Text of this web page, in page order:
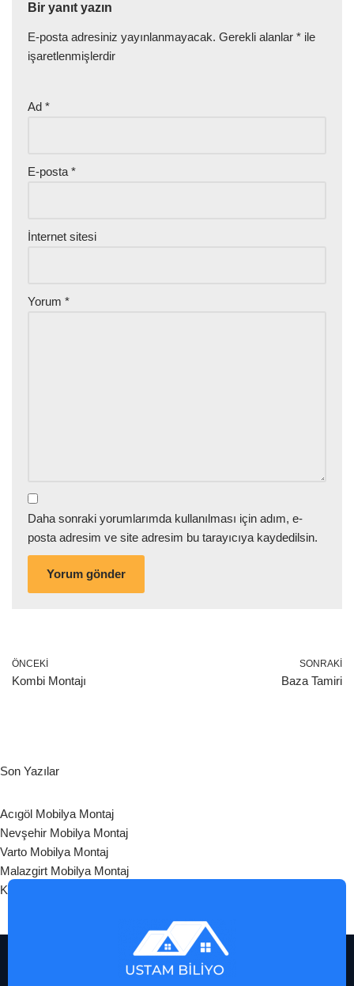
Bir yanıt yazın
E-posta adresiniz yayınlanmayacak. Gerekli alanlar * ile
işaretlenmişlerdir
Ad *
E-posta *
İnternet sitesi
Yorum *
Daha sonraki yorumlarımda kullanılması için adım, e-
posta adresim ve site adresim bu tarayıcıya kaydedilsin.
ÖNCEKI
Kombi Montajı
SONRAKI
Baza Tamiri
Son Yazılar
Acıgöl Mobilya Montaj
Nevşehir Mobilya Montaj
Varto Mobilya Montaj
Malazgirt Mobilya Montaj
Korkut Mobilya Montaj